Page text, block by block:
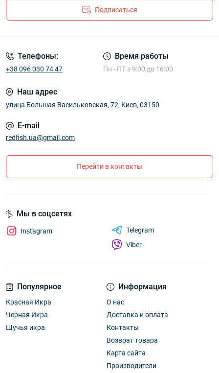
Подписаться
Телефоны:
+38 096 030 74 47
Время работы
Пн - ПТ з 9:00 до 16:00
Наш адрес
улица Большая Васильковская, 72, Киев, 03150
E-mail
redfish.ua@gmail.com
Перейти в контакты
Популярное
Красная Икра
Черная Икра
Щучья икра
Информация
О нас
Доставка и оплата
Контакты
Возврат товара
Карта сайта
Производители
Мы в соцсетях
Instagram
Telegram
Viber